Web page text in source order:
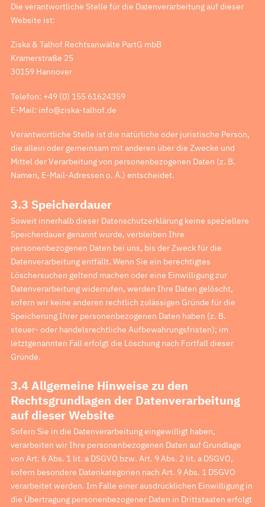
Die verantwortliche Stelle für die Datenverarbeitung auf dieser
Website ist:
Ziska & Talhof Rechtsanwälte PartG mbB
Kramerstraße 25
30159 Hannover
Telefon: +49 (0) 155 61624359
E-Mail: info@ziska-talhof.de
Verantwortliche Stelle ist die natürliche oder juristische Person,
die allein oder gemeinsam mit anderen über die Zwecke und
Mittel der Verarbeitung von personenbezogenen Daten (z. B.
Namen, E-Mail-Adressen o. Ä.) entscheidet.
3.3 Speicherdauer
Soweit innerhalb dieser Datenschutzerklärung keine speziellere
Speicherdauer genannt wurde, verbleiben Ihre
personenbezogenen Daten bei uns, bis der Zweck für die
Datenverarbeitung entfällt. Wenn Sie ein berechtigtes
Löschersuchen geltend machen oder eine Einwilligung zur
Datenverarbeitung widerrufen, werden Ihre Daten gelöscht,
sofern wir keine anderen rechtlich zulässigen Gründe für die
Speicherung Ihrer personenbezogenen Daten haben (z. B.
steuer- oder handelsrechtliche Aufbewahrungsfristen); im
letztgenannten Fall erfolgt die Löschung nach Fortfall dieser
Gründe.
3.4 Allgemeine Hinweise zu den
Rechtsgrundlagen der Datenverarbeitung
auf dieser Website
Sofern Sie in die Datenverarbeitung eingewilligt haben,
verarbeiten wir Ihre personenbezogenen Daten auf Grundlage
von Art. 6 Abs. 1 lit. a DSGVO bzw. Art. 9 Abs. 2 lit. a DSGVO,
sofern besondere Datenkategorien nach Art. 9 Abs. 1 DSGVO
verarbeitet werden. Im Falle einer ausdrücklichen Einwilligung in
die Übertragung personenbezogener Daten in Drittstaaten erfolgt